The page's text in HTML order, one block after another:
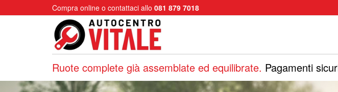
Compra online o contattaci allo 081 879 7018
Ruote complete già assemblate ed equilibrate. Pagamenti